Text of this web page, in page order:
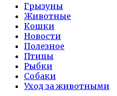
Грызуны
Животные
Кошки
Новости
Полезное
Птицы
Рыбки
Собаки
Уход за животными